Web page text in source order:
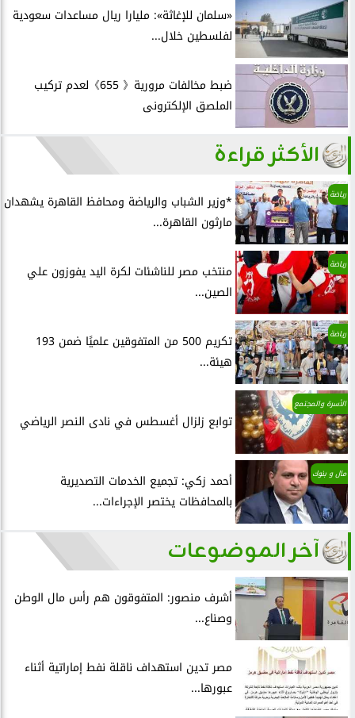
«سلمان للإغاثة»: مليارا ريال مساعدات سعودية
لفلسطين خلال...
ضبط مخالفات مرورية《 655》لعدم تركيب
الملصق الإلكترونى
الأكثر قراءة
رياضة
*وزير الشباب والرياضة ومحافظ القاهرة يشهدان
مارثون القاهرة...
رياضة
منتخب مصر للناشئات لكرة اليد يفوزون علي
الصين...
رياضة
تكريم 500 من المتفوقين علميًا ضمن 193
هيئة...
الأسرة والمجتمع
توابع زلزال أغسطس في نادى النصر الرياضي
مال و بنوك
أحمد زكي: تجميع الخدمات التصديرية
بالمحافظات يختصر الإجراءات...
آخر الموضوعات
أشرف منصور: المتفوقون هم رأس مال الوطن
وصناع...
مصر تدين استهداف ناقلة نفط إماراتية أثناء
عبورها...